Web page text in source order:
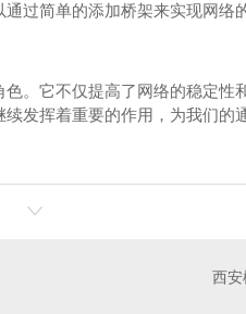
槽式桥架加工
过简单的添加桥架来实现网络
。它不仅提高了网络的稳定性
发挥着重要的作用，为我们的
西